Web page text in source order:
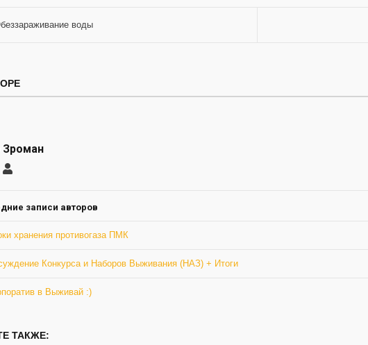
воды
Ромео
записи авторов
хранения противогаза ПМК
Конкурса и Наборов Выживания (НАЗ) + Итоги
в Выживай :)
ТАКЖЕ: